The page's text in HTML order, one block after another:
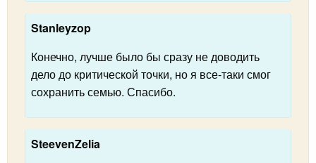
Stanleyzop
Конечно, лучше было бы сразу не доводить
дело до критической точки, но я все-таки смог
сохранить семью. Спасибо.
SteevenZelia